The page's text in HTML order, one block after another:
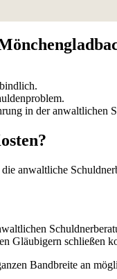
in der
anwaltliche
Gläubigern schließen
Bandbreite an